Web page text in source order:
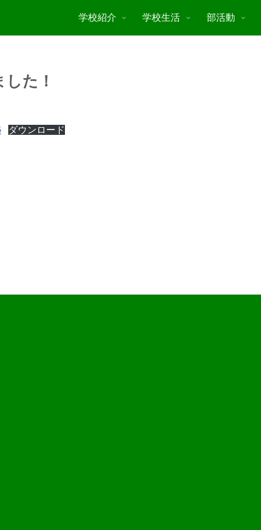
学校紹介 学校生活 部活動
た！
ダウンロード